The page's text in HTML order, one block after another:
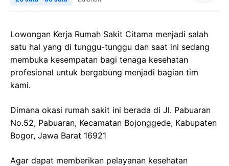
Lowongan Kerja Rumah Sakit Citama menjadi salah
satu hal yang di tunggu-tunggu dan saat ini sedang
membuka kesempatan bagi tenaga kesehatan
profesional untuk bergabung menjadi bagian tim
kami.
Dimana okasi rumah sakit ini berada di Jl. Pabuaran
No.52, Pabuaran, Kecamatan Bojonggede, Kabupaten
Bogor, Jawa Barat 16921
Agar dapat memberikan pelayanan kesehatan